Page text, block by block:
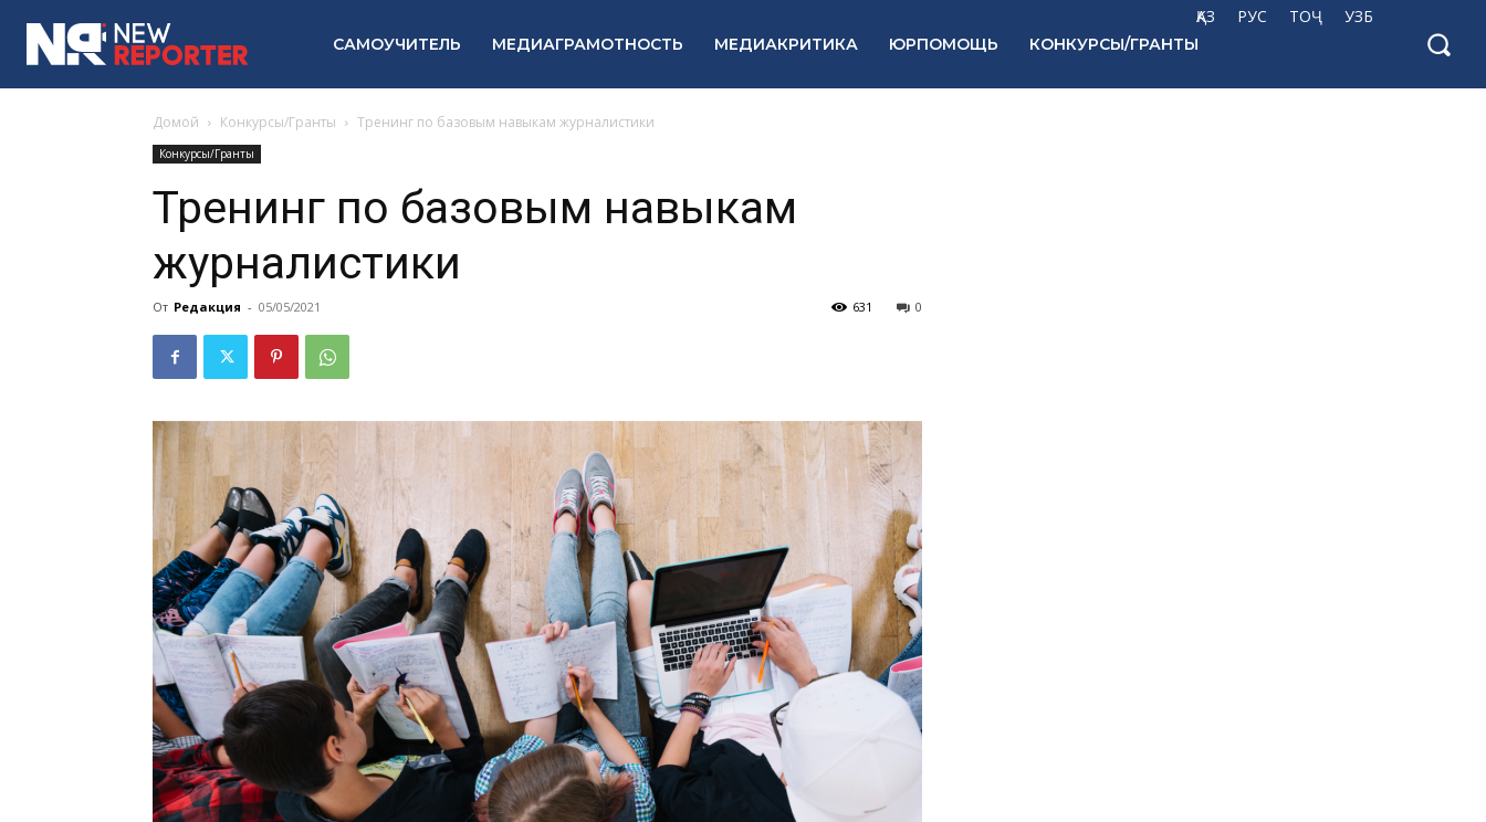
ҚАЗ РУС ТОҶ УЗБ
САМОУЧИТЕЛЬ МЕДИАГРАМОТНОСТЬ МЕДИАКРИТИКА ЮРПОМОЩЬ КОНКУРСЫ/ГРАНТЫ
Домой Конкурсы/Гранты Тренинг по базовым навыкам журналистики
Конкурсы/Гранты
Тренинг по базовым навыкам
журналистики
От Редакция - 05/05/2021 0
631